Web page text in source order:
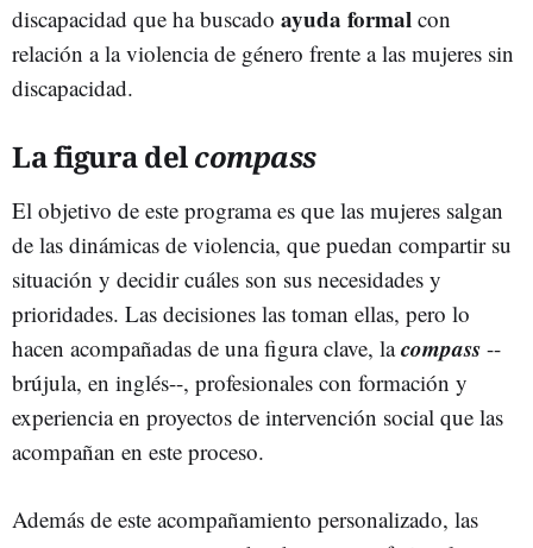
discapacidad que ha buscado ayuda formal con
relación a la violencia de género frente a las mujeres sin
discapacidad.
La figura delcompass
El objetivo de este programa es que las mujeres salgan
de las dinámicas de violencia, que puedan compartir su
situación y decidir cuáles son sus necesidades y
prioridades. Las decisiones las toman ellas, pero lo
hacen acompañadas de una figura clave, lacompass --
brújula, en inglés--, profesionales con formación y
experiencia en proyectos de intervención social que las
acompañan en este proceso.
Además de este acompañamiento personalizado, las